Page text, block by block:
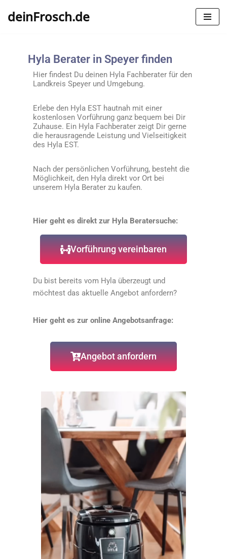
deinFrosch.de
Hyla Berater in Speyer finden
Hier findest Du deinen Hyla Fachberater für den
Landkreis Speyer und Umgebung.
Erlebe den Hyla EST hautnah mit einer
kostenlosen Vorführung ganz bequem bei Dir
Zuhause. Ein Hyla Fachberater zeigt Dir gerne
die herausragende Leistung und Vielseitigkeit
des Hyla EST.
Nach der persönlichen Vorführung, besteht die
Möglichkeit, den Hyla direkt vor Ort bei
unserem Hyla Berater zu kaufen.
Hier geht es direkt zur Hyla Beratersuche:
Vorführung vereinbaren
Du bist bereits vom Hyla überzeugt und
möchtest das aktuelle Angebot anfordern?
Hier geht es zur online Angebotsanfrage:
Angebot anfordern